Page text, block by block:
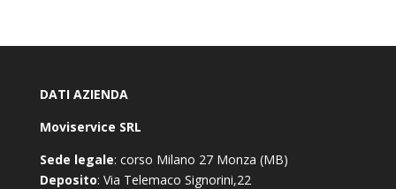
DATI AZIENDA
Moviservice SRL
Sede legale: corso Milano 27 Monza (MB)
Deposito: Via Telemaco Signorini,22